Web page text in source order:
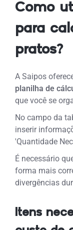
Como
para
pratos?
A Saipos
planilha de
que você se
No campo da
inserir
'Quantidade
É necessário
forma mais
divergências
Itens